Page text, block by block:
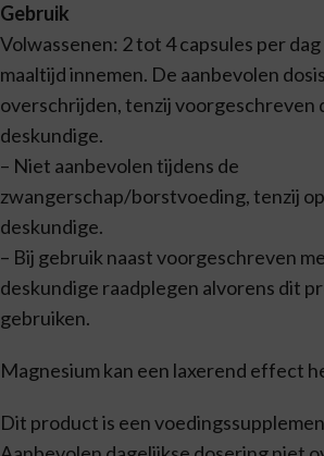
Gebruik
Volwassenen: 2 tot 4 capsules per
maaltijd innemen. De aanbevolen
overschrijden, tenzij voorgeschreven
deskundige.
– Niet aanbevolen tijdens de
zwangerschap/borstvoeding, tenzij
deskundige.
– Bij gebruik naast voorgeschreven
deskundige raadplegen alvorens dit
gebruiken.
Magnesium kan een laxerend effect
Dit product is een